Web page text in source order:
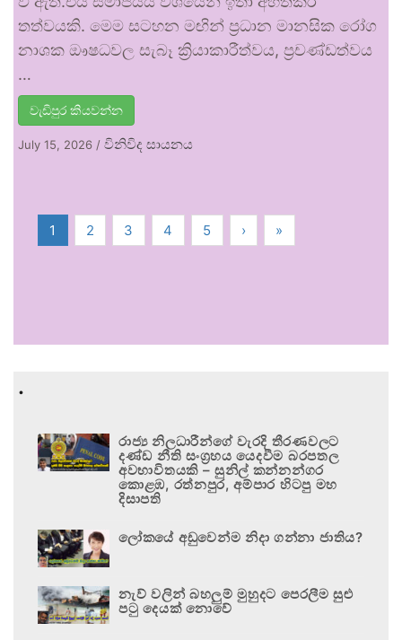
තත්වයකි. මෙම සටහන මඟින් ප්‍රධාන මානසික රෝග
නාශක ඖෂධවල සැබෑ ක්‍රියාකාරීත්වය, ප්‍රචණ්ඩත්වය
…
වැඩිපුර කියවන්න
July 15, 2026 / විනිවිද සායනය
1 2 3 4 5 › »
.
රාජ්‍ය නිලධාරීන්ගේ වැරදි තීරණවලට
දණ්ඩ නීති සංග්‍රහය යෙදවීම බරපතල
අවභාවිතයකි – සුනිල් කන්නන්ගර
කොළඹ, රත්නපුර, අම්පාර හිටපු මහ
දිසාපති
ලෝකයේ අඩුවෙන්ම නිදා ගන්නා ජාතිය?
නැව් වලින් බහලුම් මුහුදට පෙරලීම සුළු
පටු දෙයක් නොවේ